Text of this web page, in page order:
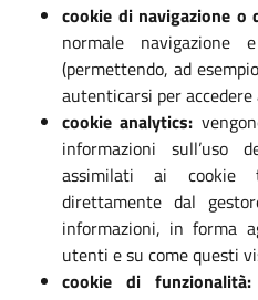
cookie di navigazione o
normale
(permettendo, ad
autenticarsi per
cookie analytics:
informazioni sull’uso
assimilati ai cookie
direttamente dal
informazioni, in forma
utenti e su come questi
cookie di funzionalità: